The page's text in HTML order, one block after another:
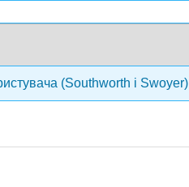
(Southworth і Swoyer)